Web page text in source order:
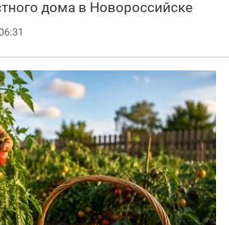
дома в Новороссийске